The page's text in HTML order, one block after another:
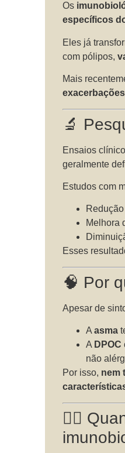
Os
específicos
Eles já
com pólipos,
Mais
🔬
Ensaios
geralmente
Estudos com
Melhora
Esses
🧠 Por
Apesar de
Aasma
A DPOC
não
Por isso, nem
👩‍⚕️